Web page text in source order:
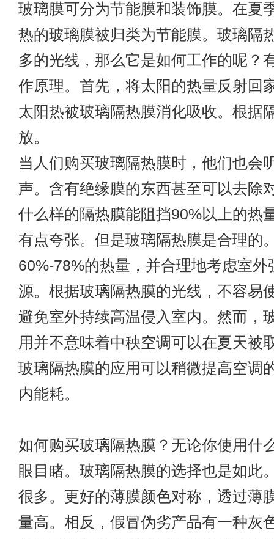
玻璃膜可分为节能膜和装饰膜。在夏
热的玻璃膜被归类为节能膜。玻璃隔
多的光线，那么它是如何工作的呢？
作原理。首先，将太阳的热量反射回
太阳热被玻璃隔热膜消化吸收。根据
放。
当人们购买玻璃隔热膜时，他们也会
声。含有绝缘膜的东西甚至可以去除
什么样的隔热膜能阻挡90%以上的热
有点夸张。但是玻璃隔热膜是合理的
60%-78%的热量，并合理地考虑室外
源。根据玻璃隔热膜的光线，不容易
避免室外持续高温侵入室内。然而，
用并不意味着中秧空调可以在夏天被
玻璃隔热膜的应用可以稍微提高空调
内能耗。
如何购买玻璃隔热膜？无论你使用什
眼目睹。玻璃隔热膜的选择也是如此
很多。更好的薄膜颜色对称，透过薄
量高。相反，假冒伪劣产品有一种灰